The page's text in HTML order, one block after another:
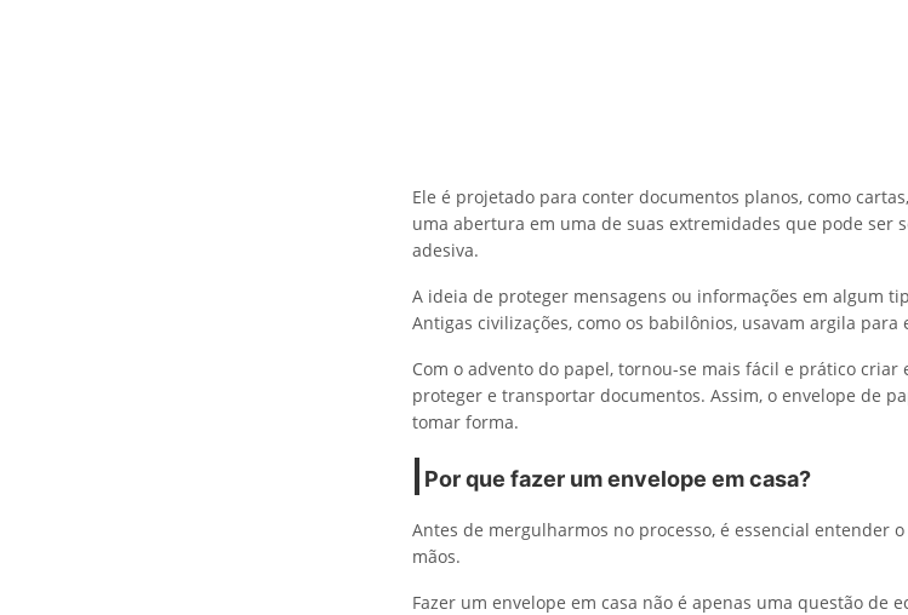
Ele é projetado para conter documentos planos, como
uma abertura em uma de suas extremidades que pode ser
adesiva.
A ideia de proteger mensagens ou informações em algum
Antigas civilizações, como os babilônios, usavam argila
Com o advento do papel, tornou-se mais fácil e prático criar
proteger e transportar documentos. Assim, o envelope de
tomar forma.
Por que fazer um envelope em casa?
Antes de mergulharmos no processo, é essencial entender
mãos.
Fazer um envelope em casa não é apenas uma questão de